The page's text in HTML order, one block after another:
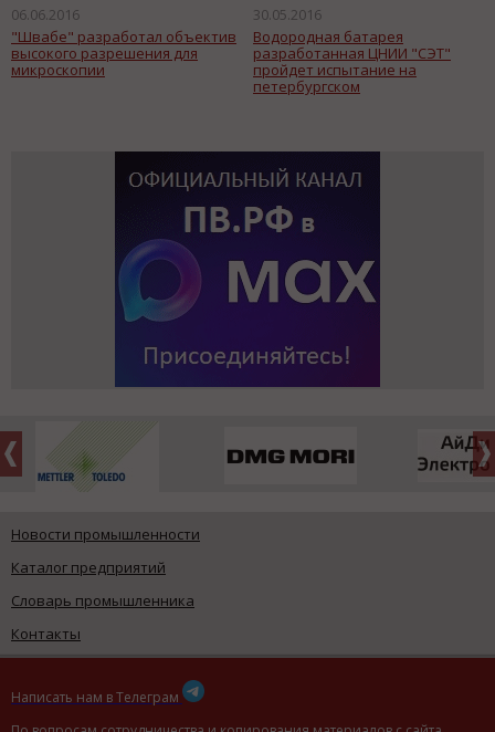
06.06.2016
"Швабе" разработал объектив
высокого разрешения для
микроскопии
30.05.2016
Водородная батарея
разработанная ЦНИИ "СЭТ"
пройдет испытание на
петербургском
Новости промышленности
Каталог предприятий
Словарь промышленника
Контакты
Написать нам в Телеграм